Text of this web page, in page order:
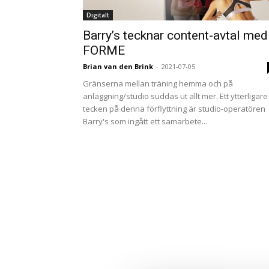
Digitalt
Barry’s tecknar content-avtal med
FORME
Brian van den Brink - 2021-07-05
Gränserna mellan träning hemma och på
anläggning/studio suddas ut allt mer. Ett ytterligare
tecken på denna förflyttning är studio-operatören
Barry's som ingått ett samarbete...